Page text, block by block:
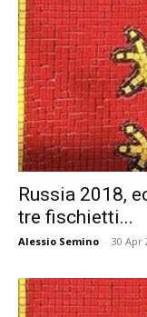
Russia 2018,
tre fischietti...
Alessio Semino - 30 Apr